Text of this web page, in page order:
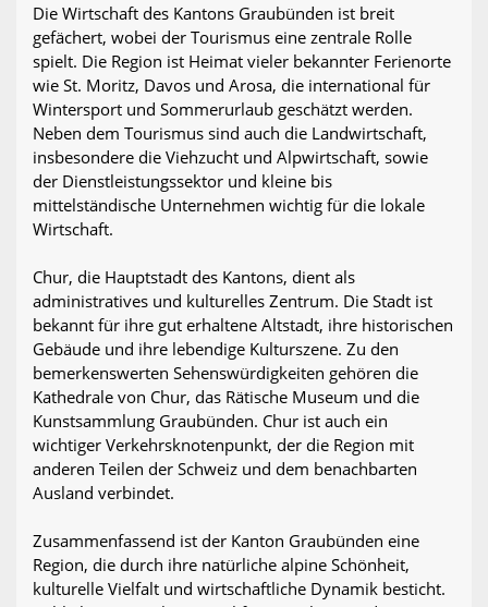
Die Wirtschaft des Kantons Graubünden ist breit
gefächert, wobei der Tourismus eine zentrale Rolle
spielt. Die Region ist Heimat vieler bekannter Ferienorte
wie St. Moritz, Davos und Arosa, die international für
Wintersport und Sommerurlaub geschätzt werden.
Neben dem Tourismus sind auch die Landwirtschaft,
insbesondere die Viehzucht und Alpwirtschaft, sowie
der Dienstleistungssektor und kleine bis
mittelständische Unternehmen wichtig für die lokale
Wirtschaft.
Chur, die Hauptstadt des Kantons, dient als
administratives und kulturelles Zentrum. Die Stadt ist
bekannt für ihre gut erhaltene Altstadt, ihre historischen
Gebäude und ihre lebendige Kulturszene. Zu den
bemerkenswerten Sehenswürdigkeiten gehören die
Kathedrale von Chur, das Rätische Museum und die
Kunstsammlung Graubünden. Chur ist auch ein
wichtiger Verkehrsknotenpunkt, der die Region mit
anderen Teilen der Schweiz und dem benachbarten
Ausland verbindet.
Zusammenfassend ist der Kanton Graubünden eine
Region, die durch ihre natürliche alpine Schönheit,
kulturelle Vielfalt und wirtschaftliche Dynamik besticht.